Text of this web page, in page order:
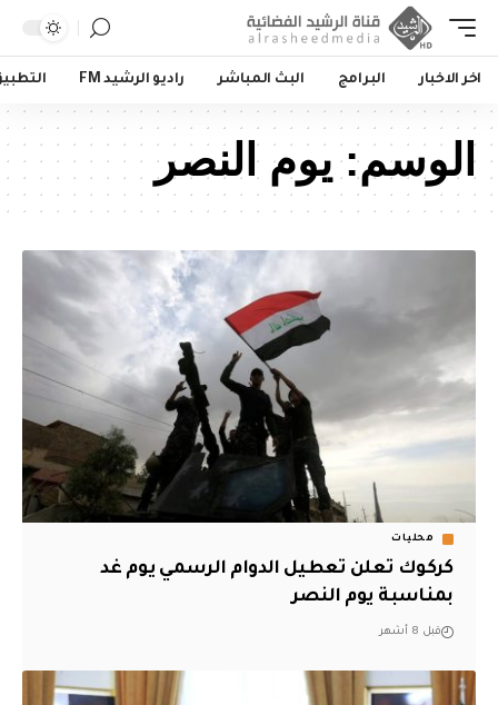
اخر الاخبار البرامج البث المباشر راديو الرشيد FM
الوسم:يوم النصر
محليات
كركوك تعلن تعطيل الدوام الرسمي يوم غد
بمناسبة يوم النصر
قبل 8 أشهر